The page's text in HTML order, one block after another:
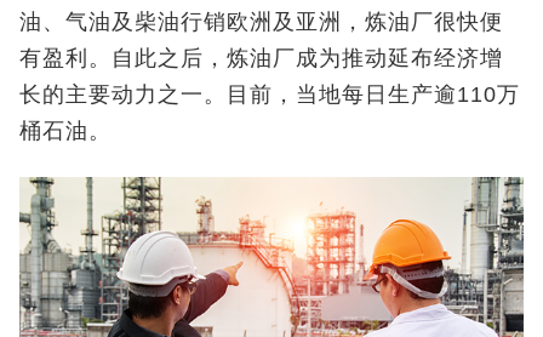
油、气油及柴油行销欧洲及亚洲，炼油厂很快便
有盈利。自此之后，炼油厂成为推动延布经济增
长的主要动力之一。目前，当地每日生产逾110万
桶石油。